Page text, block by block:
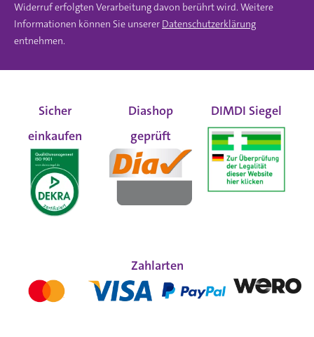
Widerruf erfolgten Verarbeitung davon berührt wird. Weitere
Informationen können Sie unserer Datenschutzerklärung
entnehmen.
Sicher
einkaufen
Diashop
geprüft
DIMDI Siegel
Zahlarten